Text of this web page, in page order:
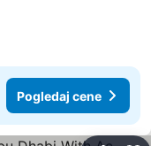
Pogledaj cene